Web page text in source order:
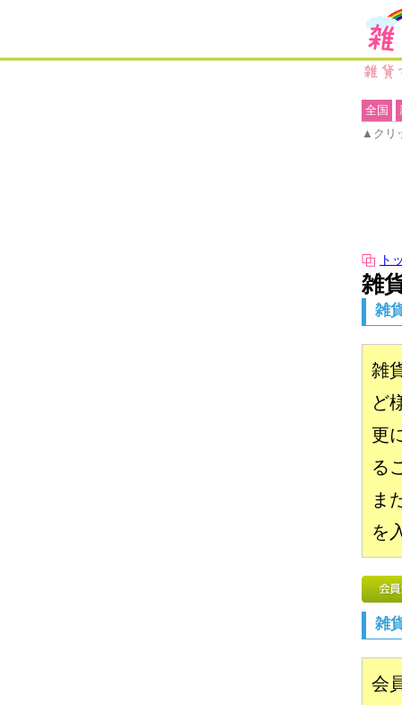
ト
雑
雑
雑
ど
更
る
ま
を
雑
会
全国
▲クリ